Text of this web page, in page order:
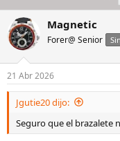
c
i
a
d
o
r
d
e
l
h
i
h
a
d
e
i
c
i
o
Magnetic
Forer@ Senior
21 Abr 2026
Jgutie20 dijo:
Seguro que el brazalete